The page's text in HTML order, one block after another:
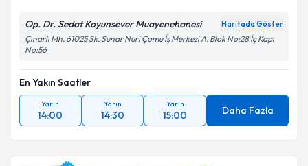
Op. Dr. Sedat Koyunsever Muayenehanesi Haritada Göster
Çınarlı Mh. 61025 Sk. Sunar Nuri Çomu İş Merkezi A. Blok No:28 İç Kapı
No:56
En Yakın Saatler
Yarın
14:00
Yarın
14:30
Yarın
15:00 Daha Fazla